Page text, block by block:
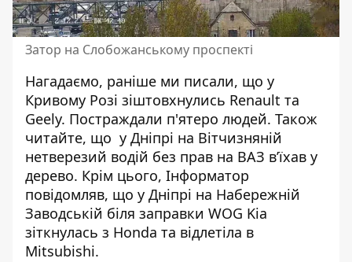
Затор на Слобожанському проспекті
Нагадаємо, раніше ми писали, що у
Кривому Розі зіштовхнулись Renault та
Geely. Постраждали п'ятеро людей. Також
читайте, що у Дніпрі на Вітчизняній
нетверезий водій без прав на ВАЗ в’їхав у
дерево. Крім цього, Інформатор
повідомляв, що у Дніпрі на Набережній
Заводській біля заправки WOG Kia
зіткнулась з Honda та відлетіла в
Mitsubishi.